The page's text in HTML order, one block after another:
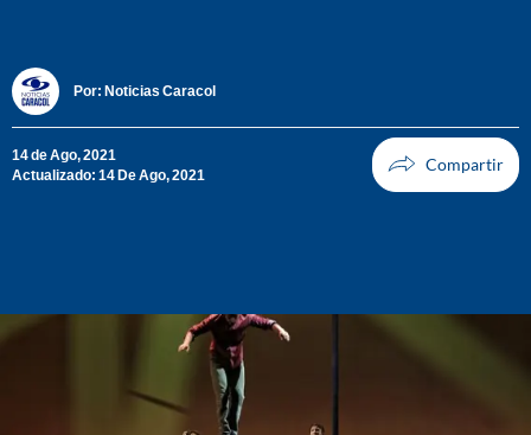
Por: Noticias Caracol
14 de Ago, 2021
Actualizado: 14 De Ago, 2021